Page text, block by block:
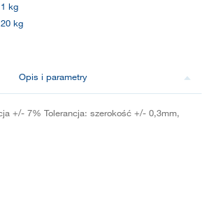
1 kg
20 kg
Opis i parametry
+/- 7% Tolerancja: szerokość +/- 0,3mm,